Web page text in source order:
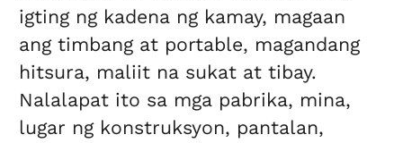
igting ng kadena ng kamay, magaan
ang timbang at portable, magandang
hitsura, maliit na sukat at tibay.
Nalalapat ito sa mga pabrika, mina,
lugar ng konstruksyon, pantalan,